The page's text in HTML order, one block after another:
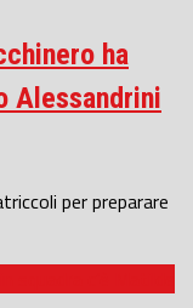
ha
Alessandrini
per preparare